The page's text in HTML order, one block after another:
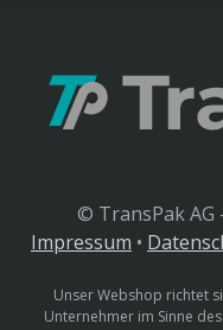
© TransPak AG
Impressum •
Unser Webshop richtet
Unternehmer im Sinne